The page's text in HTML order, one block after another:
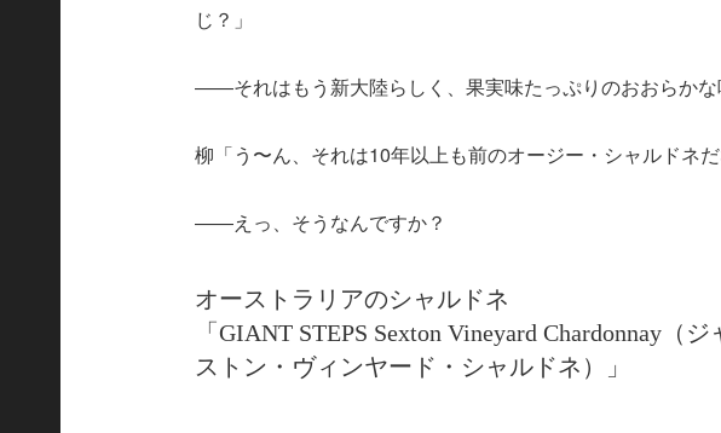
じ？」
――それはもう新大陸らしく、果実味たっぷりのおおらかな
柳「う〜ん、それは10年以上も前のオージー・シャルドネだ
――えっ、そうなんですか？
オーストラリアのシャルドネ
「GIANT STEPS Sexton Vineyard Chardonnay（
ストン・ヴィンヤード・シャルドネ）」